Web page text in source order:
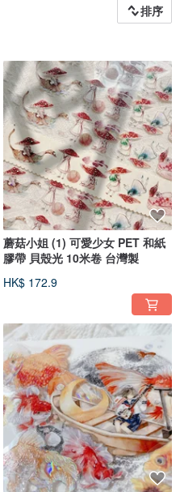
排序
蘑菇小姐 (1) 可愛少女 PET 和紙
膠帶 貝殼光 10米卷 台灣製
HK$ 172.9